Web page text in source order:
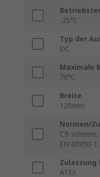
-25°C
Typ der
DC
Maximale
70°C
Breite
120mm
Normen/
CB scheme,
EN 60950-
Zulassung
ATEX